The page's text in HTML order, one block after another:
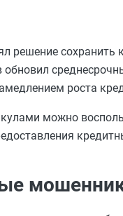
решение
обновил
роста
можно